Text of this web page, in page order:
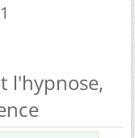
l'hypnose,